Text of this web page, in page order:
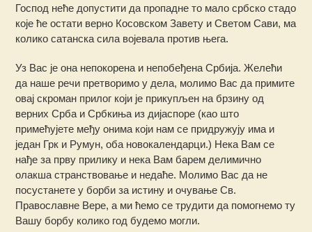
Господ неће допустити да пропадне то мало србско стадо
које ће остати верно Косовском Завету и Светом Сави, ма
колико сатанска сила војевала против њега.
Уз Вас је она непокорена и непобеђена Србија. Желећи
да наше речи претворимо у дела, молимо Вас да примите
овај скроман прилог који је прикупљен на брзину од
верних Срба и Србкиња из дијаспоре (као што
примећујете међу онима који нам се придружују има и
један Грк и Румун, оба новокалендарци.) Нека Вам се
нађе за прву прилику и нека Вам барем делимично
олакша странствовање и недаће. Молимо Вас да не
посустанете у борби за истину и очување Св.
Православне Вере, а ми ћемо се трудити да помогнемо ту
Вашу борбу колико год будемо могли.